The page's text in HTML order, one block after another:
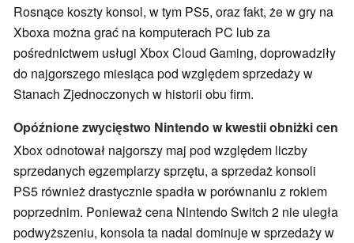
Rosnące koszty konsol, w tym PS5, oraz fakt, że w gry na
Xboxa można grać na komputerach PC lub za
pośrednictwem usługi Xbox Cloud Gaming, doprowadziły
do najgorszego miesiąca pod względem sprzedaży w
Stanach Zjednoczonych w historii obu firm.
Opóźnione zwycięstwo Nintendo w kwestii obniżki cen
Xbox odnotował najgorszy maj pod względem liczby
sprzedanych egzemplarzy sprzętu, a sprzedaż konsoli
PS5 również drastycznie spadła w porównaniu z rokiem
poprzednim. Ponieważ cena Nintendo Switch 2 nie uległa
podwyższeniu, konsola ta nadal dominuje w sprzedaży w